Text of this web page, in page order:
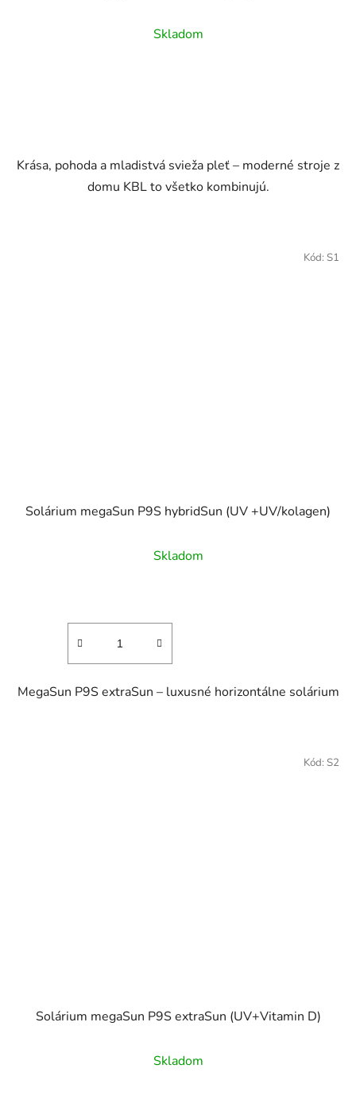
Skladom
Krása, pohoda a mladistvá svieža pleť – moderné stroje z
domu KBL to všetko kombinujú.
Solárium megaSun P9S hybridSun (UV +UV/kolagen)
Skladom
MegaSun P9S extraSun – luxusné horizontálne solárium
Kód: S1
Solárium megaSun P9S extraSun (UV+Vitamin D)
Skladom
Kód: S2